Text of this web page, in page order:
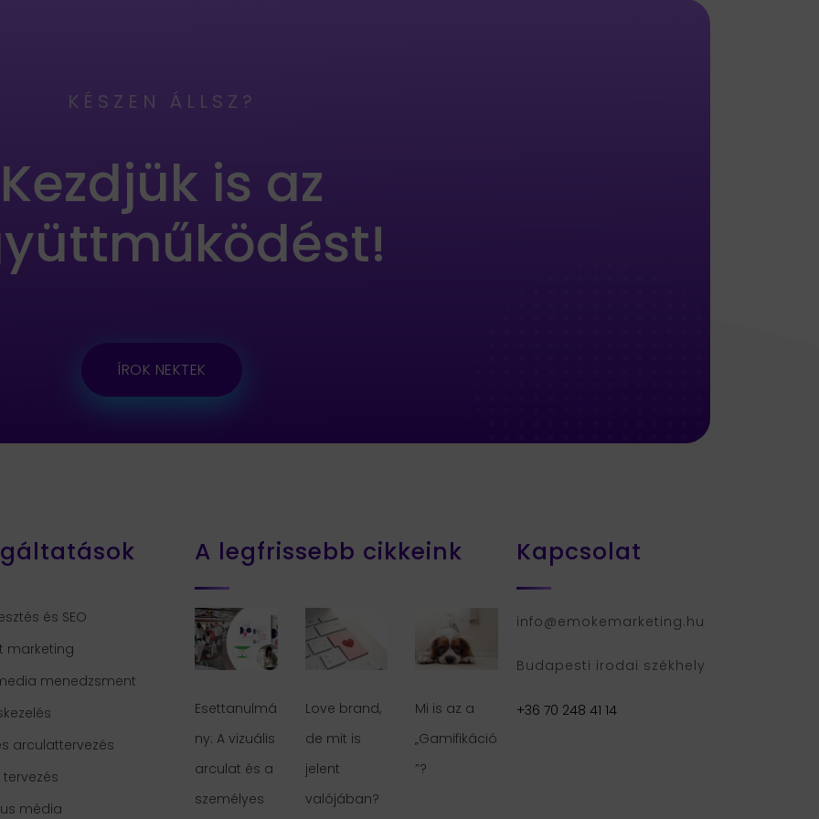
KÉSZEN ÁLLSZ?
Kezdjük is az
ÍROK NEKTEK
és SEO
marketing
menedzsment
arculattervezés
média
A legfrissebb cikkeink
Esettanulmá
ny: A vizuális
arculat és a
személyes
Love brand,
de mit is
jelent
valójában?
Mi is az a
„Gamifikáció
”?
Kapcsolat
info@emokemarketing.hu
Budapesti irodai székhely
+36 70 248 41 14